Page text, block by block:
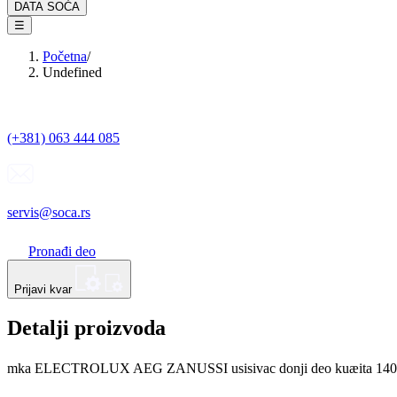
DATA SOĆA
☰
Početna/
Undefined
(+381) 063 444 085
servis@soca.rs
Pronađi deo
Prijavi kvar
Detalji proizvoda
mka ELECTROLUX AEG ZANUSSI usisivac donji deo kuæita